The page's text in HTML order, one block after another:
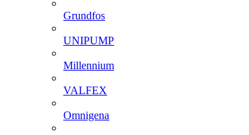
Grundfos
UNIPUMP
Millennium
VALFEX
Omnigena